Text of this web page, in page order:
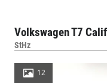
Volkswagen T7
StHz
12